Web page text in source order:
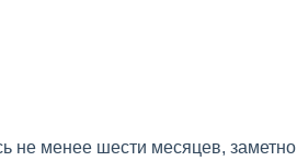
не менее шести месяцев, заметно